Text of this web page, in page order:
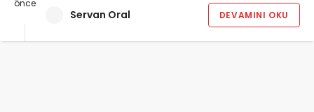
önce
Servan Oral DEVAMINI OKU